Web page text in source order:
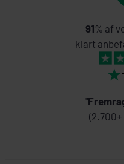
91% af
klart
"